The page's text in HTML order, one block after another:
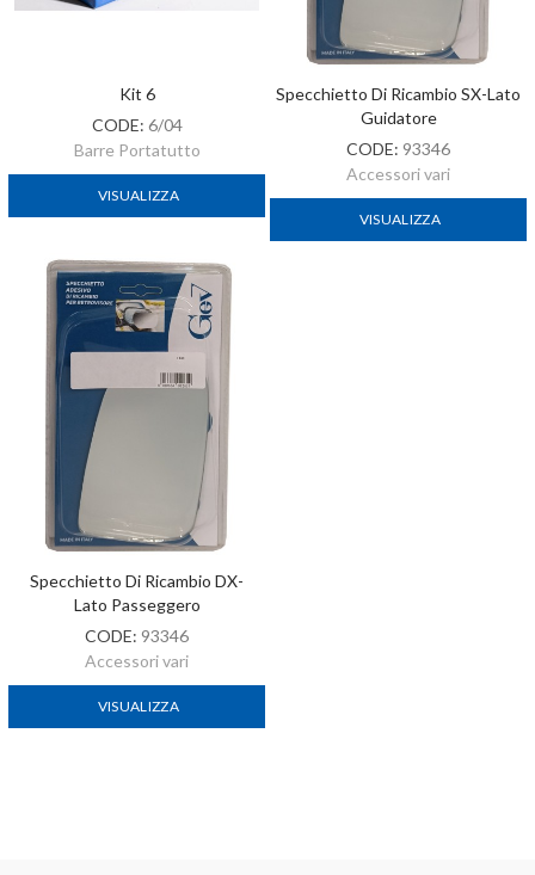
Kit 6
CODE: 6/04
Barre Portatutto
VISUALIZZA
Specchietto Di Ricambio SX-Lato
Guidatore
CODE: 93346
Accessori vari
VISUALIZZA
Specchietto Di Ricambio DX-
Lato Passeggero
CODE: 93346
Accessori vari
VISUALIZZA